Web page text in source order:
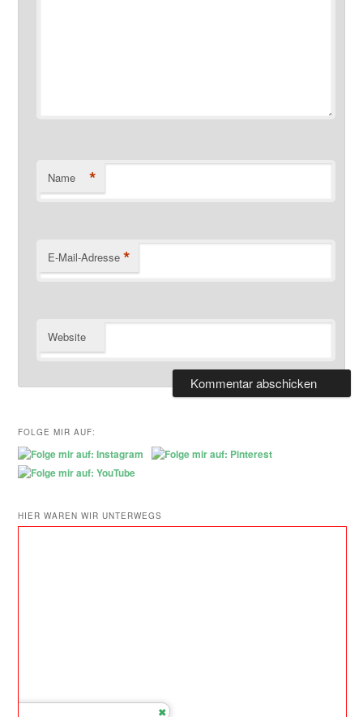
Name *
E-Mail-Adresse *
Website
FOLGE MIR AUF:
HIER WAREN WIR UNTERWEGS